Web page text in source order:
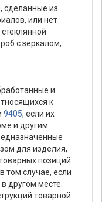
сделанные из
или нет
с зеркалом,
и
к
9405, если их
и другим
для изделия,
позиций.
том случае, если
другом месте.
товарной